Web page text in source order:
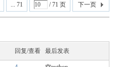
... 71 / 71 页 下一页
回复/查看 最后发表